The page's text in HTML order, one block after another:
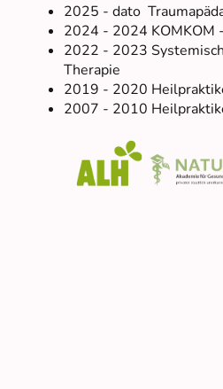
2025 - dato
2024 - 2024 KOMKOM
2022 - 2023
Therapie
2019 - 2020
2007 - 2010